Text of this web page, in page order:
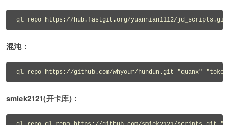
ql repo https://hub.fastgit.org/yuannian1112/
混沌：
ql repo https://github.com/whyour/hundun.git "quanx"
smiek2121(开卡库)：